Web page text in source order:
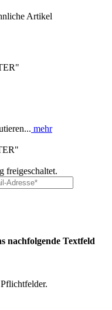
Artikel
mehr
freigeschaltet.
nachfolgende Textfeld